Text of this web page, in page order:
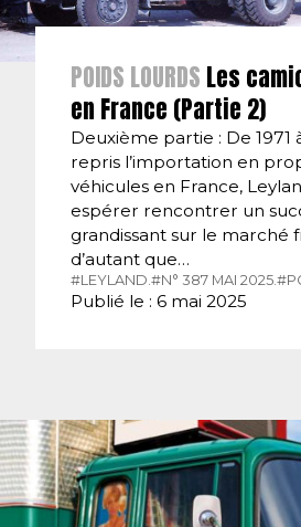
POIDS LOURDS Les
en France (Partie 2)
Deuxième partie : De 1971
repris l’importation en
véhicules en France,
espérer rencontrer un
grandissant sur le marché
d’autant que…
#LEYLAND. #N° 387 MAI 2025.
Publié le : 6 mai 2025